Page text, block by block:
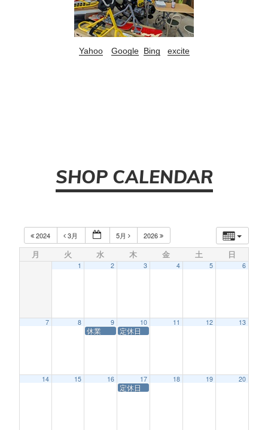
Yahoo Google Bing excite
SHOP CALENDAR
2024 3月 5月 2026
月 火 水 木 金 土 日
1 2 3 4 5 6
7 8 9
休業
10
定休日
11 12 13
14 15 16 17
定休日
18 19 20